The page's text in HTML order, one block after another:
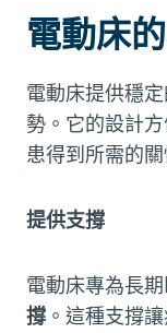
電動床
電動床提供穩
勢。它的設計
患得到所需的關
提供支撐
電動床專為長
撐 。這種支撐